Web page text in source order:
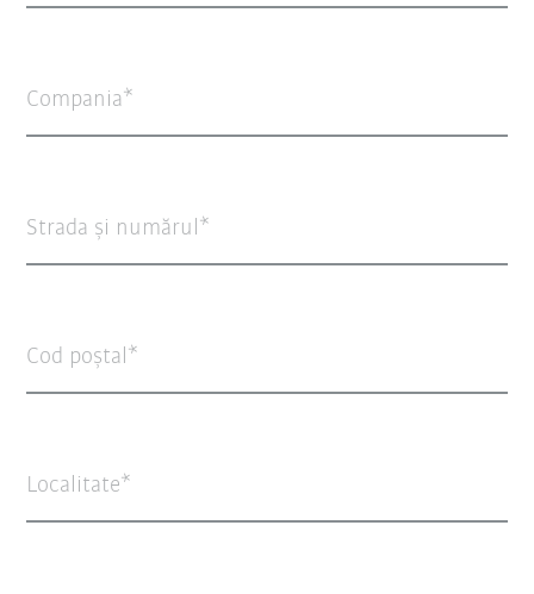
Compania
Strada şi numărul
Cod poștal
Localitate